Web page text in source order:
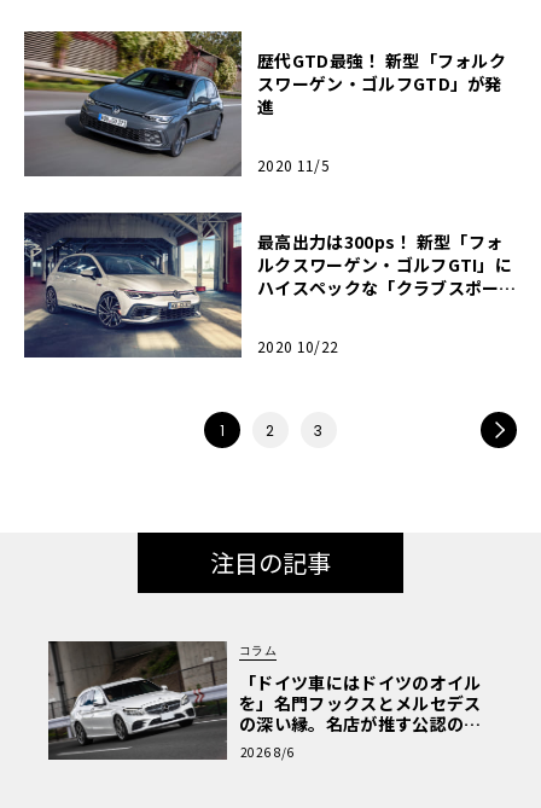
歴代GTD最強！ 新型「フォルク
スワーゲン・ゴルフGTD」が発
進
2020 11/5
最高出力は300ps！ 新型「フォ
ルクスワーゲン・ゴルフGTI」に
ハイスペックな「クラブスポー
2020 10/22
1 2 3
注目の記事
コラム
「ドイツ車にはドイツのオイル
を」名門フックスとメルセデス
の深い縁。名店が推す公認の安
心と、Cクラスで味わうシルキー
な走り〈PR〉
2026 8/6